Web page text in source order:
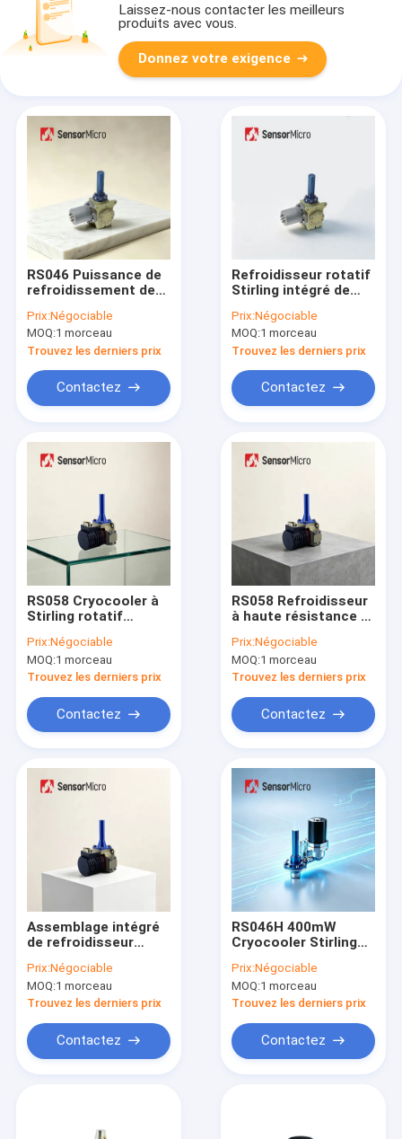
Au sujet de nous
Visite d'usine
Contactez-nous
Nouvelles
Demandez une citation
Laissez-nous contacter les meilleurs
produits avec vous.
Donnez votre exigence
RS046 Puissance de
refroidissement de
refroidisseur Dewar
intégré avec une
structure mécanique
compacte et une
faible consommation
d'énergie
Prix:Négociable
MOQ:1 morceau
Trouvez les derniers prix
Contactez
Refroidisseur rotatif
Stirling intégré de
refroidissement de
400 mW avec MTTF
de 10 000 h et taille
compacte pour les
détecteurs
infrarouges
Prix:Négociable
MOQ:1 morceau
Trouvez les derniers prix
Contactez
RS058 Cryocooler à
Stirling rotatif
consommation et
MTTF>10000h pour
une puissance de
Prix:Négociable
MOQ:1 morceau
Trouvez les derniers prix
Contactez
RS058 Refroidisseur
à haute résistance à
avec une puissance
de refroidissement
de 550 mW et une
refroidisseur Dewar
intégré MTTF de
Prix:Négociable
MOQ:1 morceau
Trouvez les derniers prix
Contactez
Assemblage intégré
de refroidisseur
avec MTTF supérieur
à 10000 heures et
puissance de
550 mW
Prix:Négociable
MOQ:1 morceau
Trouvez les derniers prix
Contactez
RS046H 400mW
Cryocooler Stirling
consommation pour
détecteurs
infrarouges
Prix:Négociable
MOQ:1 morceau
Trouvez les derniers prix
Contactez